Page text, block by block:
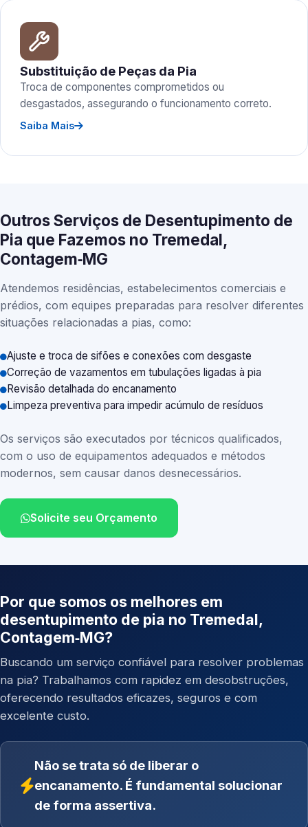
Substituição de Peças da Pia
Troca de componentes comprometidos ou
desgastados, assegurando o funcionamento correto.
Saiba Mais
Outros Serviços de Desentupimento de
Pia que Fazemos no Tremedal,
Contagem‑MG
Atendemos residências, estabelecimentos comerciais e
prédios, com equipes preparadas para resolver diferentes
situações relacionadas a pias, como:
Ajuste e troca de sifões e conexões com desgaste
Correção de vazamentos em tubulações ligadas à pia
Revisão detalhada do encanamento
Limpeza preventiva para impedir acúmulo de resíduos
Os serviços são executados por técnicos qualificados,
com o uso de equipamentos adequados e métodos
modernos, sem causar danos desnecessários.
Solicite seu Orçamento
Por que somos os melhores em
desentupimento de pia no Tremedal,
Contagem‑MG?
Buscando um serviço confiável para resolver problemas
na pia? Trabalhamos com rapidez em desobstruções,
oferecendo resultados eficazes, seguros e com
excelente custo.
Não se trata só de liberar o
encanamento. É fundamental solucionar
de forma assertiva.